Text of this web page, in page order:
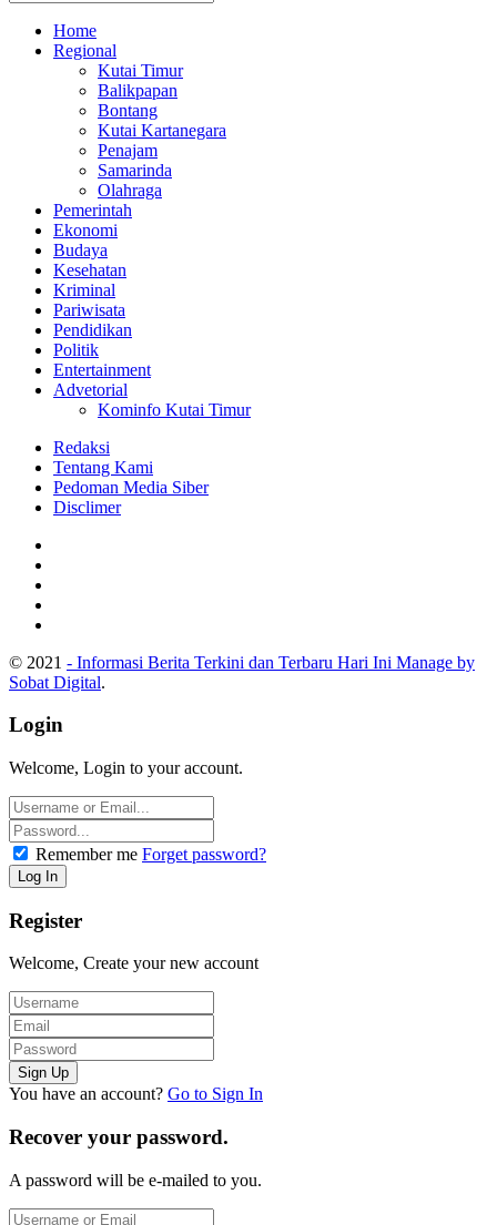
Home
Regional
Kutai Timur
Balikpapan
Bontang
Kutai Kartanegara
Penajam
Samarinda
Olahraga
Pemerintah
Ekonomi
Budaya
Kesehatan
Kriminal
Pariwisata
Pendidikan
Politik
Entertainment
Advetorial
Kominfo Kutai Timur
Redaksi
Tentang Kami
Pedoman Media Siber
Disclimer
© 2021 - Informasi Berita Terkini dan Terbaru Hari Ini Manage by
Sobat Digital.
Login
Welcome, Login to your account.
Remember me Forget password?
Register
Welcome, Create your new account
You have an account? Go to Sign In
Recover your password.
A password will be e-mailed to you.